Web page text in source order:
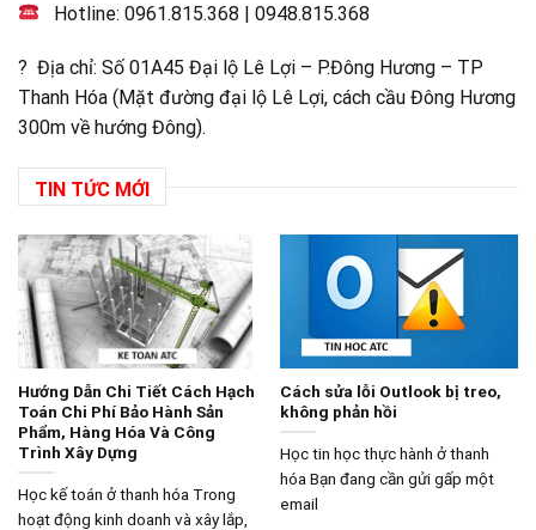
Hotline:0961.815.368 |0948.815.368
? Địa chỉ: Số 01A45 Đại lộ Lê Lợi – P.Đông Hương – TP
Thanh Hóa (Mặt đường đại lộ Lê Lợi, cách cầu Đông Hương
300m về hướng Đông).
TIN TỨC MỚI
Hướng Dẫn Chi Tiết Cách Hạch
Toán Chi Phí Bảo Hành Sản
Phẩm, Hàng Hóa Và Công
Trình Xây Dựng
Học kế toán ở thanh hóa Trong
hoạt động kinh doanh và xây lắp,
Cách sửa lỗi Outlook bị treo,
không phản hồi
Học tin học thực hành ở thanh
hóa Bạn đang cần gửi gấp một
email